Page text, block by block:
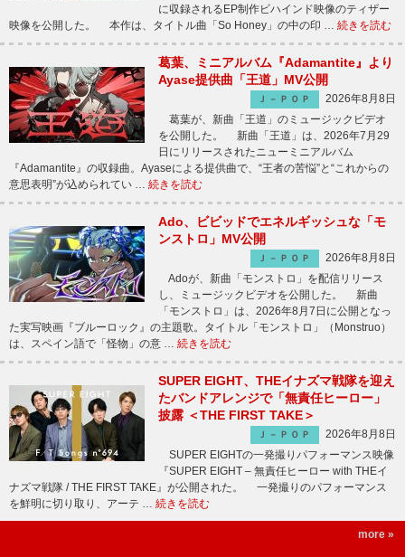
に収録されるEP制作ビハインド映像のティザー
映像を公開した。 本作は、タイトル曲「So Honey」の中の印 … 続きを読む
葛葉、ミニアルバム『Adamantite』より
Ayase提供曲「王道」MV公開
Ｊ－ＰＯＰ
2026年8月8日
葛葉が、新曲「王道」のミュージックビデオ
を公開した。 新曲「王道」は、2026年7月29
日にリリースされたニューミニアルバム
『Adamantite』の収録曲。Ayaseによる提供曲で、“王者の苦悩”と“これからの
意思表明”が込められてい … 続きを読む
Ado、ビビッドでエネルギッシュな「モ
ンストロ」MV公開
Ｊ－ＰＯＰ
2026年8月8日
Adoが、新曲「モンストロ」を配信リリース
し、ミュージックビデオを公開した。 新曲
「モンストロ」は、2026年8月7日に公開となっ
た実写映画『ブルーロック』の主題歌。タイトル「モンストロ」（Monstruo）
は、スペイン語で「怪物」の意 … 続きを読む
SUPER EIGHT、THEイナズマ戦隊を迎え
たバンドアレンジで「無責任ヒーロー」
披露 ＜THE FIRST TAKE＞
Ｊ－ＰＯＰ
2026年8月8日
SUPER EIGHTの一発撮りパフォーマンス映像
『SUPER EIGHT – 無責任ヒーロー with THEイ
ナズマ戦隊 / THE FIRST TAKE』が公開された。 一発撮りのパフォーマンス
を鮮明に切り取り、アーテ … 続きを読む
more »